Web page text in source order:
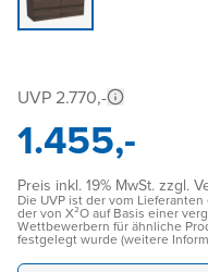
UVP 2.770,-
1.455,-
Preis inkl. 19% MwSt. zzgl.
Die UVP ist der vom
der von X²O auf Basis einer
Wettbewerbern für ähnliche
festgelegt wurde (weitere